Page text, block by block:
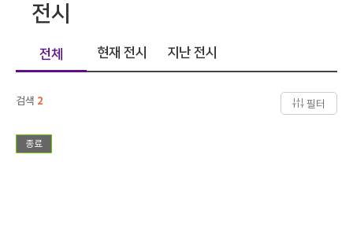
전시
전체 현재 전시 지난 전시
검색 2 필터
종료